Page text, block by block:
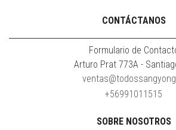
CONTÁCTANOS
Formulario de
Arturo Prat 773A -
+56991011515
SOBRE NOSOTROS